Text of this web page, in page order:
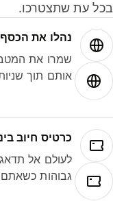
עת שתצטרכו.
נהלו את הכסף
שמרו את
אותם תוך שניות.
כרטיס חיוב
לעולם אל תדאגו
גבוהות כשאתם